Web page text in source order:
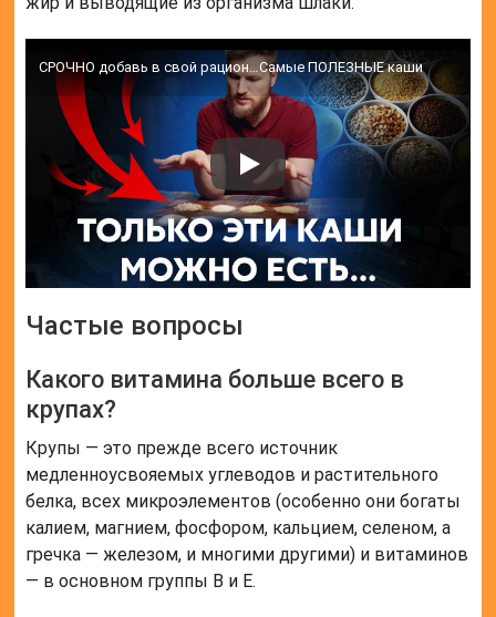
СРОЧНО добавь в свой рацион…Самые ПОЛЕЗНЫЕ каши
Частые вопросы
Какого витамина больше всего в
крупах?
Крупы — это прежде всего источник
медленноусвояемых углеводов и растительного
белка, всех микроэлементов (особенно они богаты
калием, магнием, фосфором, кальцием, селеном, а
гречка — железом, и многими другими) и витаминов
— в основном группы В и Е.